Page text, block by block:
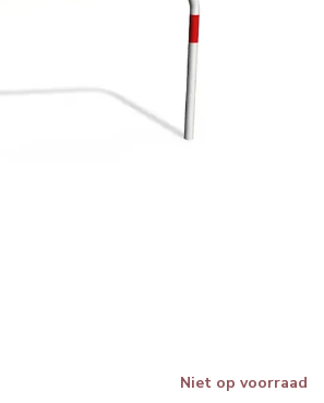
Niet op voorraad